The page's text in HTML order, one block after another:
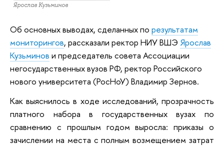
Ярослав Кузьминов
Об основных выводах, сделанных по результатам
мониторингов, рассказали ректор НИУ ВШЭ Ярослав
Кузьминов и председатель совета Ассоциации
негосударственных вузов РФ, ректор Российского
нового университета (РосНоУ) Владимир Зернов.
Как выяснилось в ходе исследований, прозрачность
платного набора в государственных вузах по
сравнению с прошлым годом выросла: приказы о
зачислении на места с полным возмещением затрат